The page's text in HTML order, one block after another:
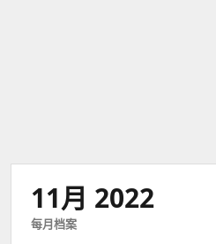
11月 2022
每月档案